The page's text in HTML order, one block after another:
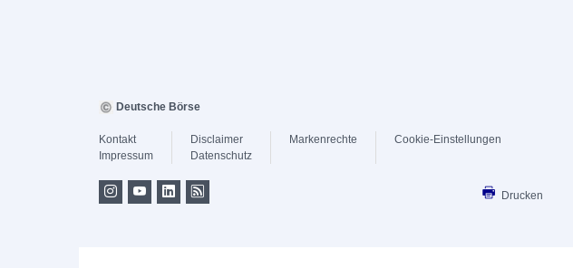
Deutsche Börse
Kontakt
Impressum
Disclaimer
Datenschutz
Markenrechte Cookie-Einstellungen
Drucken